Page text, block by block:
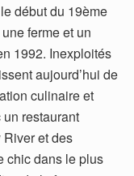
début du 19ème
ferme et un
1992. Inexploités
aujourd’hui de
culinaire et
restaurant
et des
chic dans le plus